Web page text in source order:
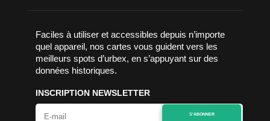
Faciles à utiliser et accessibles depuis n’importe
quel appareil, nos cartes vous guident vers les
meilleurs spots d’urbex, en s’appuyant sur des
données historiques.
INSCRIPTION NEWSLETTER
S'ABONNER